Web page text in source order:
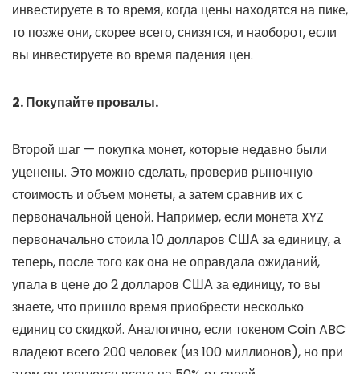
инвестируете в то время, когда цены находятся на пике,
то позже они, скорее всего, снизятся, и наоборот, если
вы инвестируете во время падения цен.
2. Покупайте провалы.
Второй шаг — покупка монет, которые недавно были
уценены. Это можно сделать, проверив рыночную
стоимость и объем монеты, а затем сравнив их с
первоначальной ценой. Например, если монета XYZ
первоначально стоила 10 долларов США за единицу, а
теперь, после того как она не оправдала ожиданий,
упала в цене до 2 долларов США за единицу, то вы
знаете, что пришло время приобрести несколько
единиц со скидкой. Аналогично, если токеном Coin ABC
владеют всего 200 человек (из 100 миллионов), но при